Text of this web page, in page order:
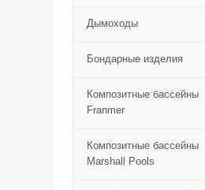
Дымоходы
Бондарные изделия
Композитные бассейны
Franmer
Композитные бассейны
Marshall Pools